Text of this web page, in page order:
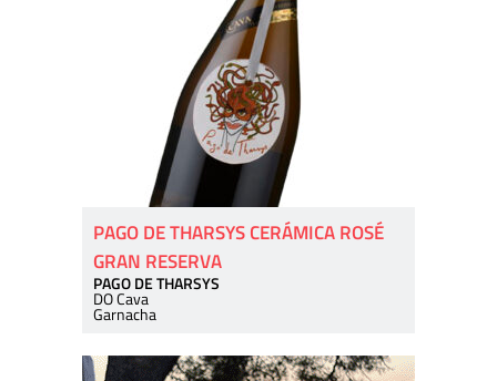
PAGO DE THARSYS CERÁMICA ROSÉ
GRAN RESERVA
PAGO DE THARSYS
DO Cava
Garnacha